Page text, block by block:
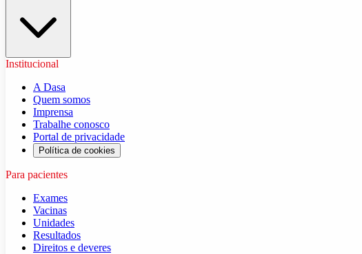
Institucional
A Dasa
Quem somos
Imprensa
Trabalhe conosco
Portal de privacidade
Política de cookies
Para pacientes
Exames
Vacinas
Unidades
Resultados
Direitos e deveres